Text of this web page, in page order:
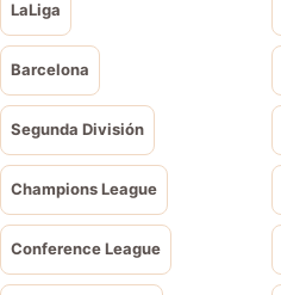
LaLiga
Barcelona
Segunda División
Champions League
Conference League